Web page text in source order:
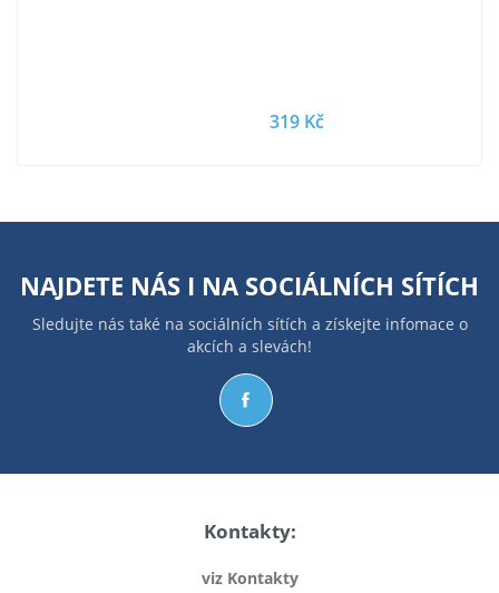
319 Kč
NAJDETE NÁS I NA SOCIÁLNÍCH SÍTÍCH
Sledujte nás také na sociálních sítích a získejte infomace o
akcích a slevách!
Kontakty:
viz Kontakty